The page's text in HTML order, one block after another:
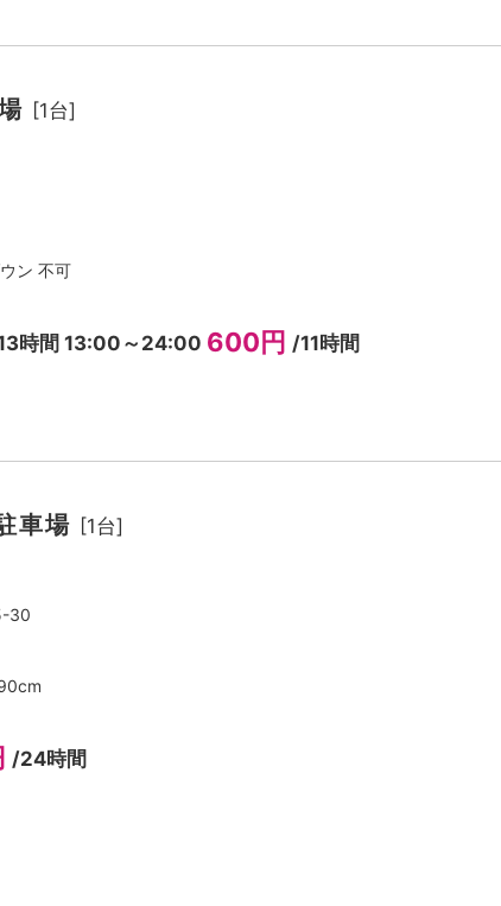
[1台]
ン 不可
時間 13:00～24:00 600円 /11時間
車場 [1台]
30
/24時間